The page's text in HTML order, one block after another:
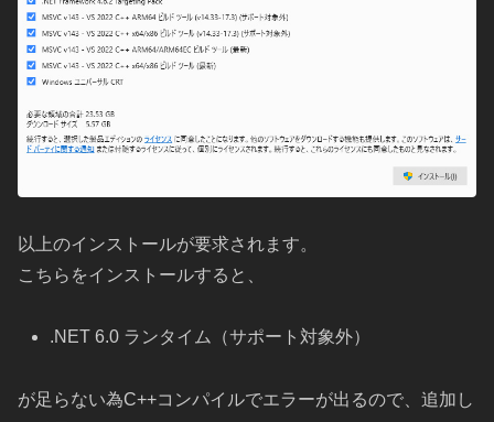
以上のインストールが要求されます。
こちらをインストールすると、
.NET 6.0 ランタイム（サポート対象外）
が足らない為C++コンパイルでエラーが出るので、追加し